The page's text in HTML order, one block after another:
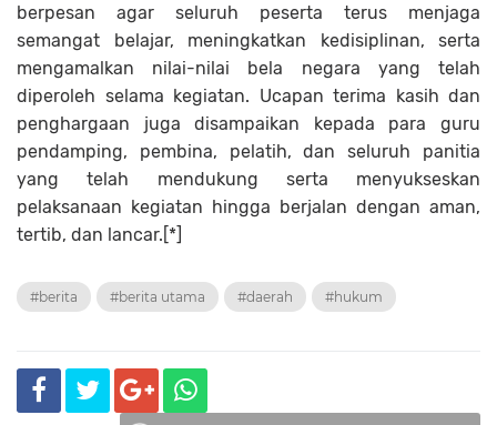
berpesan agar seluruh peserta terus menjaga
semangat belajar, meningkatkan kedisiplinan, serta
mengamalkan nilai-nilai bela negara yang telah
diperoleh selama kegiatan. Ucapan terima kasih dan
penghargaan juga disampaikan kepada para guru
pendamping, pembina, pelatih, dan seluruh panitia
yang telah mendukung serta menyukseskan
pelaksanaan kegiatan hingga berjalan dengan aman,
tertib, dan lancar.[*]
#berita #berita utama #daerah #hukum